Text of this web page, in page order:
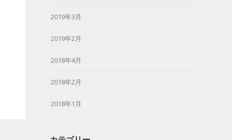
2019年3月
2019年2月
2018年4月
2018年2月
2018年1月